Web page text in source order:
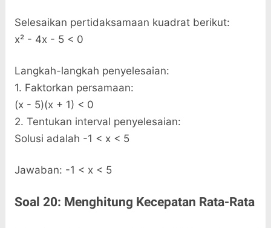
Selesaikan pertidaksamaan kuadrat berikut:
x² - 4x - 5 < 0
Langkah-langkah penyelesaian:
1. Faktorkan persamaan:
(x - 5)(x + 1) < 0
2. Tentukan interval penyelesaian:
Solusi adalah -1 < x < 5
Jawaban: -1 < x < 5
Soal 20: Menghitung Kecepatan Rata-Rata